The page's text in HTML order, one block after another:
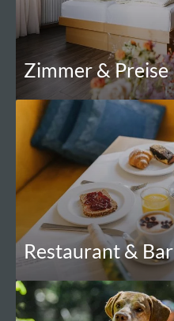
Zimmer & Preise
Restaurant & Bar